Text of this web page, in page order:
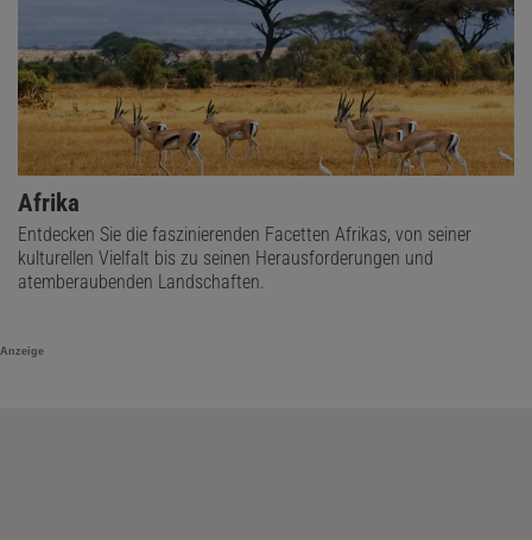
Afrika
Entdecken Sie die faszinierenden Facetten Afrikas, von seiner
kulturellen Vielfalt bis zu seinen Herausforderungen und
atemberaubenden Landschaften.
Anzeige